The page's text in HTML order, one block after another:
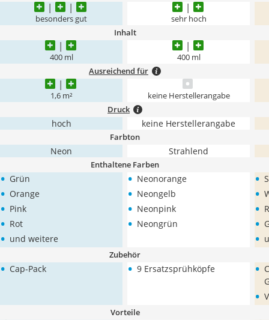
besonders gut sehr hoch
Inhalt
400 ml 400 ml
Ausreichend für
1,6 m² keine Herstellerangabe
Druck
hoch keine Herstellerangabe
Farbton
Neon Strahlend
Enthaltene Farben
• Grün
• Orange
• Pink
• Rot
• und weitere
• Neonorange
• Neongelb
• Neonpink
• Neongrün
•
•
•
•
•
Zubehör
• Cap-Pack • 9 Ersatzsprühköpfe •
•
Vorteile